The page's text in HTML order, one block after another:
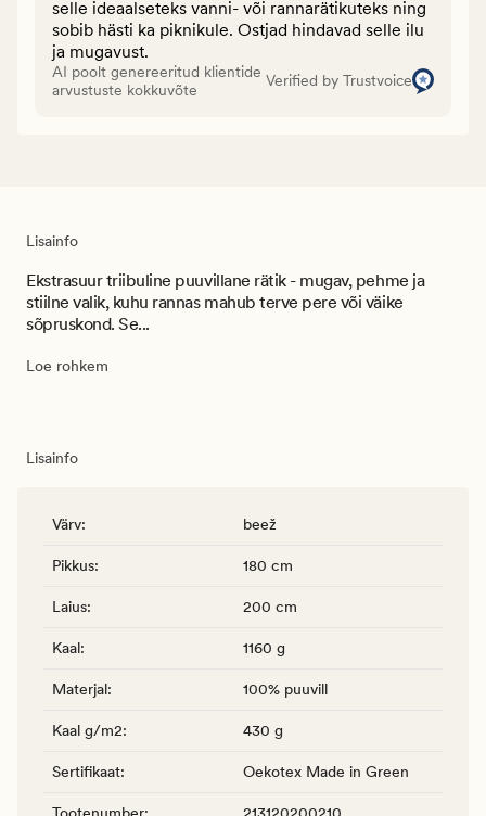
selle ideaalseteks vanni- või rannarätikuteks ning
sobib hästi ka piknikule. Ostjad hindavad selle ilu
ja mugavust.
AI poolt genereeritud klientide
arvustuste kokkuvõte
Verified by Trustvoice
Lisainfo
Ekstrasuur triibuline puuvillane rätik - mugav, pehme ja
stiilne valik, kuhu rannas mahub terve pere või väike
sõpruskond. Se...
Loe rohkem
Lisainfo
Värv: beež
Pikkus: 180 cm
Laius: 200 cm
Kaal: 1160 g
Materjal: 100% puuvill
Kaal g/m2: 430 g
Sertifikaat: Oekotex Made in Green
Tootenumber: 213120200210